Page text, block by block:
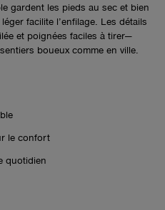
gardent les pieds au sec et bien
facilite l’enfilage. Les détails
et poignées faciles à tirer—
boueux comme en ville.
le confort
quotidien